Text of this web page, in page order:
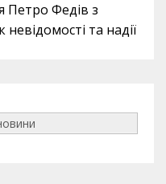
Петро Федів з
та надії